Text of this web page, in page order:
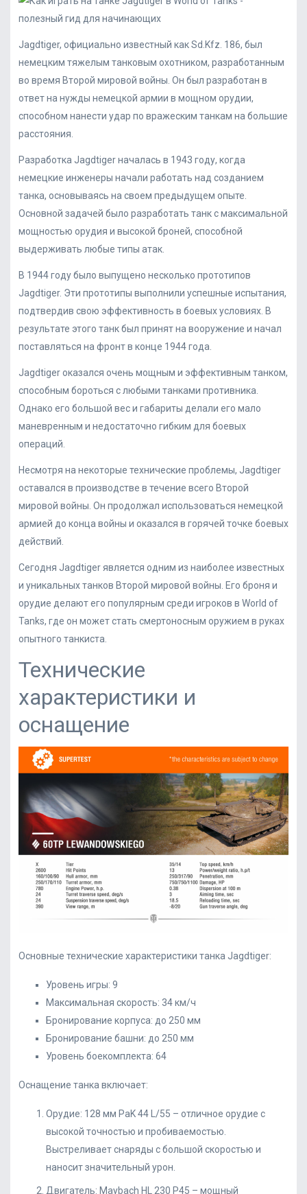
Jagdtiger, официально известный как Sd.Kfz. 186, был
немецким тяжелым танковым охотником, разработанным
во время Второй мировой войны. Он был разработан в
ответ на нужды немецкой армии в мощном орудии,
способном нанести удар по вражеским танкам на большие
расстояния.
Разработка Jagdtiger началась в 1943 году, когда
немецкие инженеры начали работать над созданием
танка, основываясь на своем предыдущем опыте.
Основной задачей было разработать танк с максимальной
мощностью орудия и высокой броней, способной
выдерживать любые типы атак.
В 1944 году было выпущено несколько прототипов
Jagdtiger. Эти прототипы выполнили успешные испытания,
подтвердив свою эффективность в боевых условиях. В
результате этого танк был принят на вооружение и начал
поставляться на фронт в конце 1944 года.
Jagdtiger оказался очень мощным и эффективным танком,
способным бороться с любыми танками противника.
Однако его большой вес и габариты делали его мало
маневренным и недостаточно гибким для боевых
операций.
Несмотря на некоторые технические проблемы, Jagdtiger
оставался в производстве в течение всего Второй
мировой войны. Он продолжал использоваться немецкой
армией до конца войны и оказался в горячей точке боевых
действий.
Сегодня Jagdtiger является одним из наиболее известных
и уникальных танков Второй мировой войны. Его броня и
орудие делают его популярным среди игроков в World of
Tanks, где он может стать смертоносным оружием в руках
опытного танкиста.
Технические
характеристики и
оснащение
Основные технические характеристики танка Jagdtiger:
Уровень игры: 9
Максимальная скорость: 34 км/ч
Бронирование корпуса: до 250 мм
Бронирование башни: до 250 мм
Уровень боекомплекта: 64
Оснащение танка включает:
Орудие: 128 мм PaK 44 L/55 – отличное орудие с
высокой точностью и пробиваемостью.
Выстреливает снаряды с большой скоростью и
наносит значительный урон.
Двигатель: Maybach HL 230 P45 – мощный